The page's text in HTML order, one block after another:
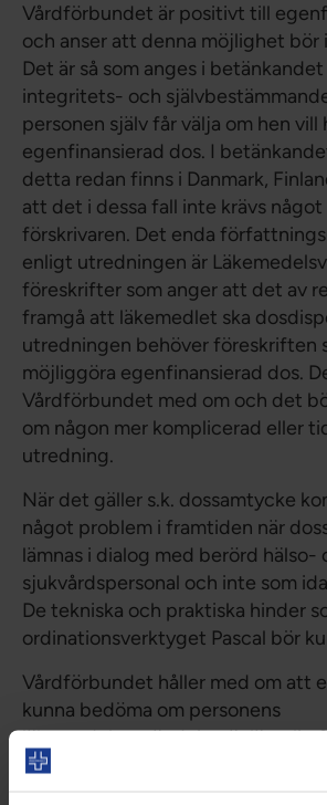
Vårdförbundet är positivt till
och anser att denna möjlighet bör
Det är så som anges i
integritets- och
personen själv får välja om hen vill
egenfinansierad dos. I
detta redan finns i Danmark,
att det i dessa fall inte krävs
förskrivaren. Det enda
enligt utredningen är
föreskrifter som anger att det av
framgå att läkemedlet ska
utredningen behöver föreskriften
möjliggöra egenfinansierad dos.
Vårdförbundet med om och det
om någon mer komplicerad eller
utredning.
När det gäller s.k. dossamtycke
något problem i framtiden när
lämnas i dialog med berörd hälso-
sjukvårdspersonal och inte som
De tekniska och praktiska hinder
ordinationsverktyget Pascal bör
Vårdförbundet håller med om att
kunna bedöma om personens
läkemedelsanvändning är lämplig
dosdispensering.